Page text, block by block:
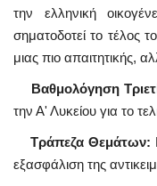
την ελληνική
σηματοδοτεί το τέλος
μιας πιο απαιτητικής,
Βαθμολόγηση
την Α' Λυκείου για το
Τράπεζα Θεμάτων:
εξασφάλιση της